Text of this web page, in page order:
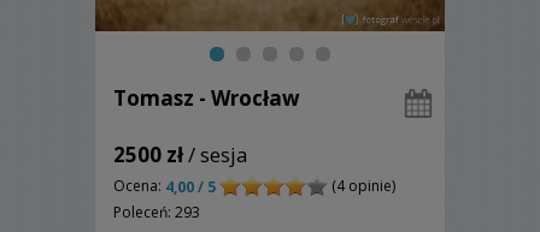
Tomasz - Wrocław
2500 zł/ sesja
Ocena: 4,00 / 5
(4 opinie)
Poleceń: 293